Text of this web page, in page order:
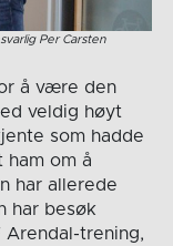
Per Carsten
å være den
veldig høyt
som hadde
om å
har allerede
har besøk
trening,